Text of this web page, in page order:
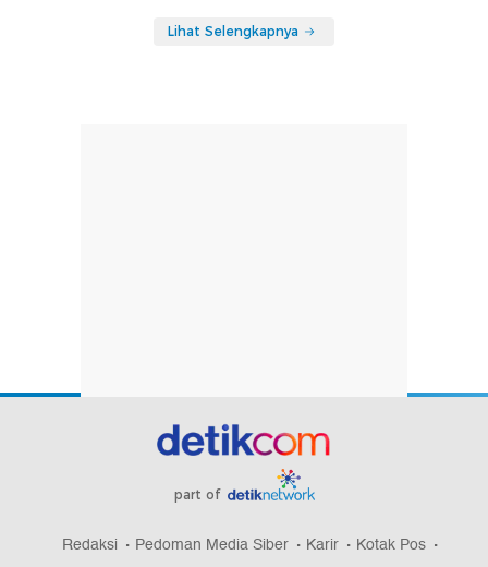
Lihat Selengkapnya
part of
Redaksi Pedoman Media Siber Karir
Kotak Pos